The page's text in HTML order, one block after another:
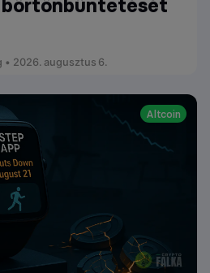
2026. augusztus 6.
Altcoin